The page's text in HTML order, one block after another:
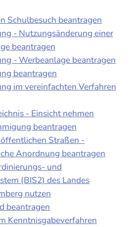
Schulbesuch beantragen
- Nutzungsänderung einer
beantragen
- Werbeanlage beantragen
beantragen
im vereinfachten Verfahren
- Einsicht nehmen
beantragen
Straßen -
Anordnung beantragen
und
(BIS2) des Landes
nutzen
beantragen
Kenntnisgabeverfahren